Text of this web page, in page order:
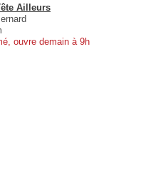
Ailleurs
ouvre demain à 9h